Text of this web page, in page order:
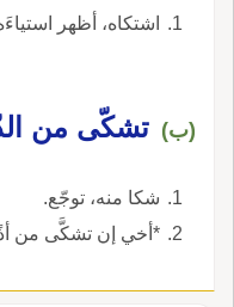
اشتكاه، أظهر
(ب) تشكّى من
شكا منه، توجّع.
*أخي إن تشكَّى من